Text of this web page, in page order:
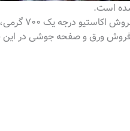
است.
فروش میلگرد فابریک و کوره ای،
ورق و صفحه جوشی در این